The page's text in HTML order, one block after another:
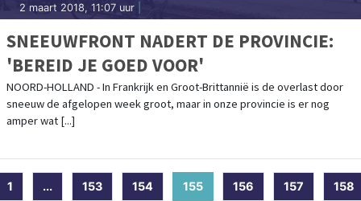
2 maart 2018, 11:07 uur
SNEEUWFRONT NADERT DE PROVINCIE:
'BEREID JE GOED VOOR'
NOORD-HOLLAND - In Frankrijk en Groot-Brittannië is de overlast door
sneeuw de afgelopen week groot, maar in onze provincie is er nog
amper wat [...]
1 ... 153 154 155(current)
156 157 158